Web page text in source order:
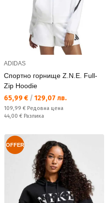
ADIDAS
Спортно горнище Z.N.E. Full-
Zip Hoodie
Текуща цена:
65,99 € / 129,07 лв.
Редовна цена:
109,99 € Редовна цена
Спестявате:
44,00 € Разлика
OFFER